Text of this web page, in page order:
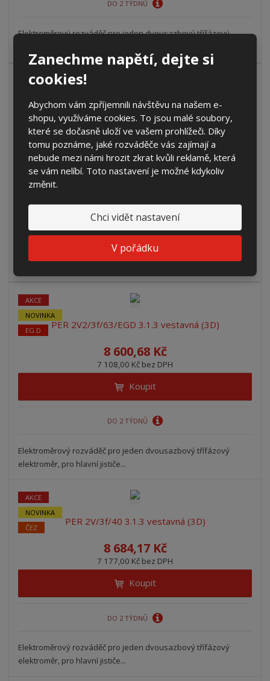
Zanechme napětí, dejte si
cookies!
Abychom vám zpříjemnili návštěvu na našem e-
shopu, využíváme cookies. To jsou malé soubory,
které se dočasně uloží ve vašem prohlížeči. Díky
tomu poznáme, jaké rozváděče vás zajímají a
nebude mezi námi hrozit zkrat kvůli reklamě, která
se vám nelíbí. Toto nastavení je možné kdykoliv
změnit.
Chci vidět nastavení
V pořádku
DO 2 TÝDNŮ
Elektroměrový rozváděč pro jeden dvousazbový třífázový
AKCE
EG.D
PER 2V1/3f/63/EGD 5.1.1 vestavná (3D)
8 597,05 Kč
7 105,00 Kč bez DPH
DO 2 TÝDNŮ
Elektroměrový rozváděč pro jeden dvousazbový třífázový
AKCE
NOVINKA
EG.D
PER 2V2/3f/63/EGD 3.1.3 vestavná (3D)
8 600,68 Kč
7 108,00 Kč bez DPH
Koupit
DO 2 TÝDNŮ
Elektroměrový rozváděč pro jeden dvousazbový třífázový
elektroměr, pro hlavní jističe...
AKCE
NOVINKA
ČEZ
PER 2V/3f/40 3.1.3 vestavná (3D)
8 684,17 Kč
7 177,00 Kč bez DPH
Koupit
DO 2 TÝDNŮ
Elektroměrový rozváděč pro jeden dvousazbový třífázový
elektroměr, pro hlavní jističe...